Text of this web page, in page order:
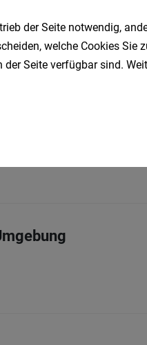
der Seite notwendig,
welche Cookies Sie
Seite verfügbar sind.